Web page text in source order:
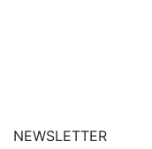
NEWSLETTER